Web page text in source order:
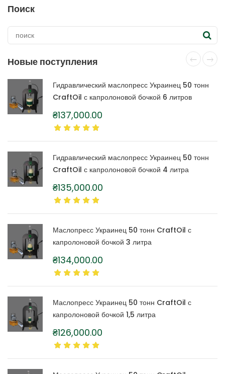
Поиск
Новые поступления
Гидравлический маслопресс Украинец 50 тонн
CraftOil с капролоновой бочкой 6 литров
₴137,000.00
Гидравлический маслопресс Украинец 50 тонн
CraftOil с капролоновой бочкой 4 литра
₴135,000.00
Маслопресс Украинец 50 тонн CraftOil с
капролоновой бочкой 3 литра
₴134,000.00
Маслопресс Украинец 50 тонн CraftOil с
капролоновой бочкой 1,5 литра
₴126,000.00